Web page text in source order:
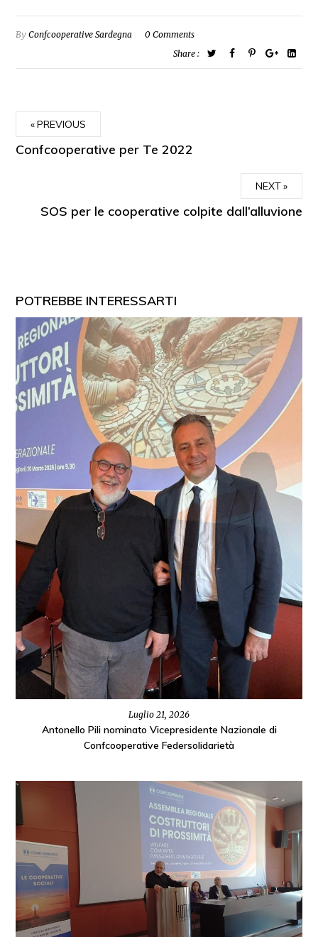
ByConfcooperative Sardegna
0 Comments
Share :
PREVIOUS
Confcooperative per Te 2022
NEXT
SOS per le cooperative colpite dall’alluvione
POTREBBE INTERESSARTI
Luglio 21, 2026
Antonello Pili nominato Vicepresidente Nazionale di
Confcooperative Federsolidarietà